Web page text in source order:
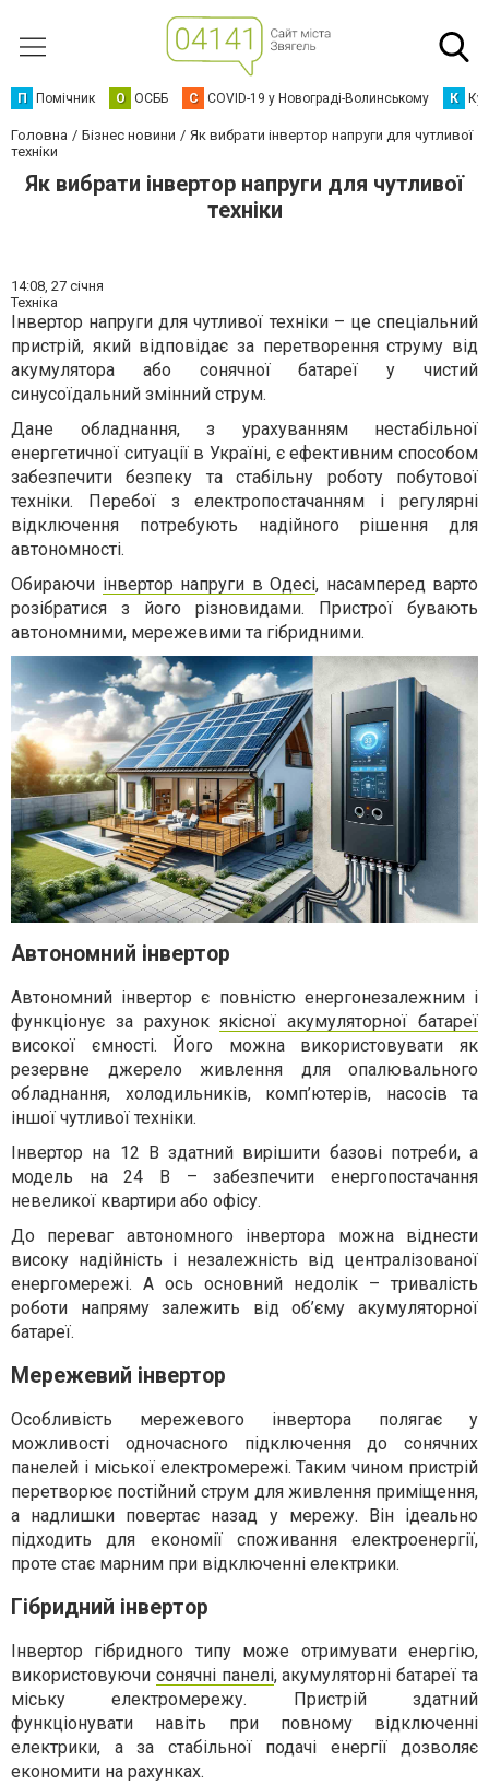
П Помічник О ОСББ C COVID-19 у Новограді-Волинському К
Головна Бізнес новини
Як вибрати інвертор напруги для чутливої
техніки
Як вибрати інвертор напруги для чутливої
техніки
14:08, 27 січня
Техніка
Інвертор напруги для чутливої техніки – це спеціальний
пристрій, який відповідає за перетворення струму від
акумулятора або сонячної батареї у чистий
синусоїдальний змінний струм.
Дане обладнання, з урахуванням нестабільної
енергетичної ситуації в Україні, є ефективним способом
забезпечити безпеку та стабільну роботу побутової
техніки. Перебої з електропостачанням і регулярні
відключення потребують надійного рішення для
автономності.
Обираючи інвертор напруги в Одесі, насамперед варто
розібратися з його різновидами. Пристрої бувають
автономними, мережевими та гібридними.
Автономний інвертор
Автономний інвертор є повністю енергонезалежним і
функціонує за рахунокякісної акумуляторної батареї
високої ємності. Його можна використовувати як
резервне джерело живлення для опалювального
обладнання, холодильників, комп’ютерів, насосів та
іншої чутливої техніки.
Інвертор на 12 В здатний вирішити базові потреби, а
модель на 24 В – забезпечити енергопостачання
невеликої квартири або офісу.
До переваг автономного інвертора можна віднести
високу надійність і незалежність від централізованої
енергомережі. А ось основний недолік – тривалість
роботи напряму залежить від об’єму акумуляторної
батареї.
Мережевий інвертор
Особливість мережевого інвертора полягає у
можливості одночасного підключення до сонячних
панелей і міської електромережі. Таким чином пристрій
перетворює постійний струм для живлення приміщення,
а надлишки повертає назад у мережу. Він ідеально
підходить для економії споживання електроенергії,
проте стає марним при відключенні електрики.
Гібридний інвертор
Інвертор гібридного типу може отримувати енергію,
використовуючи сонячні панелі, акумуляторні батареї та
міську електромережу. Пристрій здатний
функціонувати навіть при повному відключенні
електрики, а за стабільної подачі енергії дозволяє
економити на рахунках.